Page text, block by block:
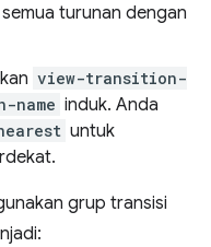
turunan dengan
view-transition-
induk. Anda
untuk
grup transisi